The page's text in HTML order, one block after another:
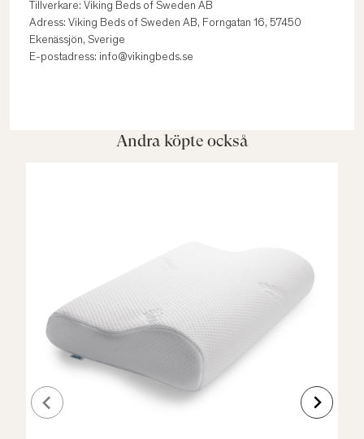
Tillverkare: Viking Beds of Sweden AB
Adress: Viking Beds of Sweden AB, Forngatan 16, 57450
Ekenässjön, Sverige
E-postadress: info@vikingbeds.se
Andra köpte också